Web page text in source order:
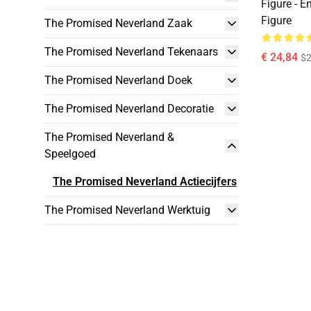
The Promised Neverland Zaak
The Promised Neverland Tekenaars
The Promised Neverland Doek
The Promised Neverland Decoratie
The Promised Neverland &
Speelgoed
The Promised Neverland Actiecijfers
The Promised Neverland Werktuig
Figure -
Figure
€ 24,84